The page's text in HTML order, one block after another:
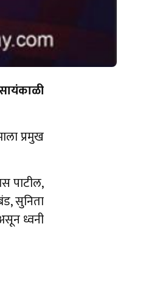
प्रमुख
पाटील,
सुनिता
ध्वनी